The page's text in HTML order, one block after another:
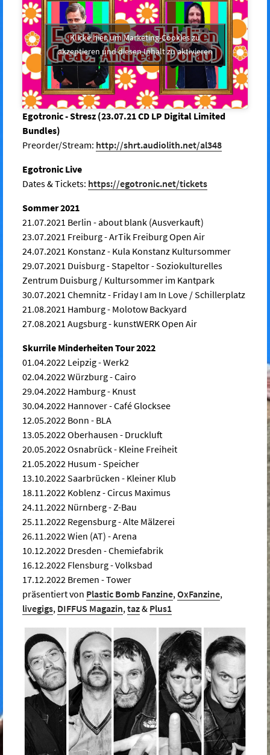
Klicke hier, um Marketing-Cookies zu
akzeptieren und diesen Inhalt zu aktivieren
Egotronic - Stresz (23.07.21 CD LP Digital Limited
Bundles)
Preorder/Stream: http://shrt.audiolith.net/al348
Egotronic Live
Dates & Tickets: https://egotronic.net/tickets
Sommer 2021
21.07.2021 Berlin - about blank (Ausverkauft)
23.07.2021 Freiburg - ArTik Freiburg Open Air
24.07.2021 Konstanz - Kula Konstanz Kultursommer
29.07.2021 Duisburg - Stapeltor - Soziokulturelles
Zentrum Duisburg / Kultursommer im Kantpark
30.07.2021 Chemnitz - Friday I am In Love / Schillerplatz
21.08.2021 Hamburg - Molotow Backyard
27.08.2021 Augsburg - kunstWERK Open Air
Skurrile Minderheiten Tour 2022
01.04.2022 Leipzig - Werk2
02.04.2022 Würzburg - Cairo
29.04.2022 Hamburg - Knust
30.04.2022 Hannover - Café Glocksee
12.05.2022 Bonn - BLA
13.05.2022 Oberhausen - Druckluft
20.05.2022 Osnabrück - Kleine Freiheit
21.05.2022 Husum - Speicher
13.10.2022 Saarbrücken - Kleiner Klub
18.11.2022 Koblenz - Circus Maximus
24.11.2022 Nürnberg - Z-Bau
25.11.2022 Regensburg - Alte Mälzerei
26.11.2022 Wien (AT) - Arena
10.12.2022 Dresden - Chemiefabrik
16.12.2022 Flensburg - Volksbad
17.12.2022 Bremen - Tower
präsentiert von Plastic Bomb Fanzine, OxFanzine,
livegigs, DIFFUS Magazin, taz& Plus1